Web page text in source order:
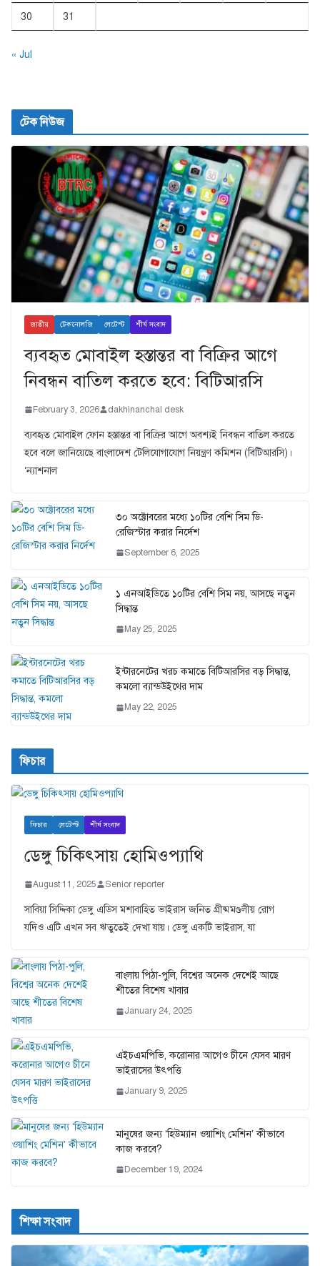
30 31
« Jul
টেক নিউজ
জাতীয় টেকনোলজি লেটেস্ট শীর্ষ সংবাদ
ব্যবহৃত মোবাইল হস্তান্তর বা বিক্রির আগে
নিবন্ধন বাতিল করতে হবে: বিটিআরসি
February 3, 2026 dakhinanchal desk
ব্যবহৃত মোবাইল ফোন হস্তান্তর বা বিক্রির আগে অবশ্যই নিবন্ধন বাতিল করতে
হবে বলে জানিয়েছে বাংলাদেশ টেলিযোগাযোগ নিয়ন্ত্রণ কমিশন (বিটিআরসি)।
‘ন্যাশনাল
৩০ অক্টোবরের মধ্যে ১০টির বেশি সিম ডি-
রেজিস্টার করার নির্দেশ
September 6, 2025
১ এনআইডিতে ১০টির বেশি সিম নয়, আসছে নতুন
সিদ্ধান্ত
May 25, 2025
ইন্টারনেটের খরচ কমাতে বিটিআরসির বড় সিদ্ধান্ত,
কমলো ব্যান্ডউইথের দাম
May 22, 2025
ফিচার
ফিচার লেটেস্ট শীর্ষ সংবাদ
ডেঙ্গু চিকিৎসায় হোমিওপ্যাথি
August 11, 2025 Senior reporter
সাবিয়া সিদ্দিকা ডেঙ্গু এডিস মশাবাহিত ভাইরাস জনিত গ্রীষ্মমণ্ডলীয় রোগ
যদিও এটি এখন সব ঋতুতেই দেখা যায়। ডেঙ্গু একটি ভাইরাস, যা
বাংলায় পিঠা-পুলি, বিশ্বের অনেক দেশেই আছে
শীতের বিশেষ খাবার
January 24, 2025
এইচএমপিভি, করোনার আগেও চীনে যেসব মারণ
ভাইরাসের উৎপত্তি
January 9, 2025
মানুষের জন্য ‘হিউম্যান ওয়াশিং মেশিন’ কীভাবে
কাজ করবে?
December 19, 2024
শিক্ষা সংবাদ